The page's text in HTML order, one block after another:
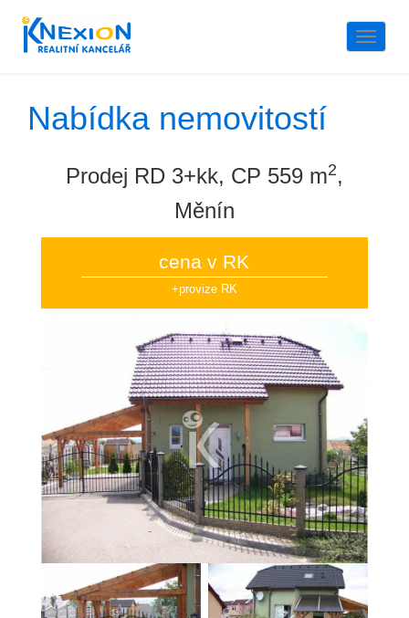
Nabídka nemovitostí
Prodej RD 3+kk, CP 559 m2,
Měnín
cena v RK
+provize RK